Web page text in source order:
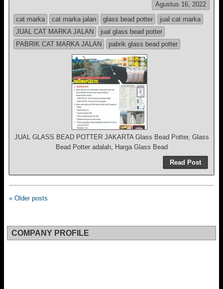
Agustus 16, 2022
cat marka
cat marka jalan glass bead potter
jual cat marka
JUAL CAT MARKA JALAN
jual glass bead potter
PABRIK CAT MARKA JALAN
pabrik glass bead potter
JUAL GLASS BEAD POTTER JAKARTA Glass Bead Potter, Glass
Bead Potter adalah, Harga Glass Bead
Read Post
« Older posts
COMPANY PROFILE